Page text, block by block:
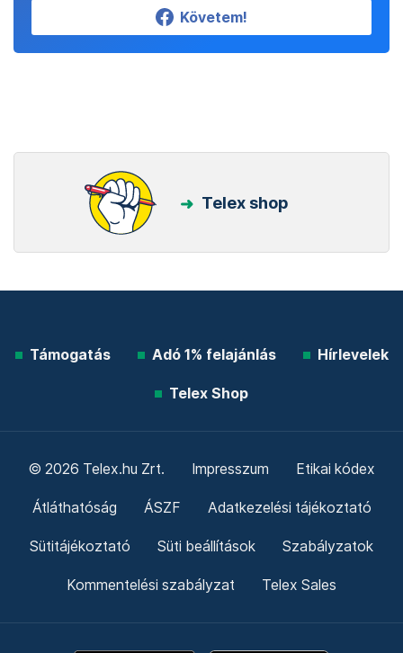
Követem!
Telex shop
Támogatás Adó 1% felajánlás Hírlevelek
Telex Shop
© 2026 Telex.hu Zrt. Impresszum Etikai kódex
Átláthatóság ÁSZF Adatkezelési tájékoztató
Sütitájékoztató Süti beállítások Szabályzatok
Kommentelési szabályzat Telex Sales